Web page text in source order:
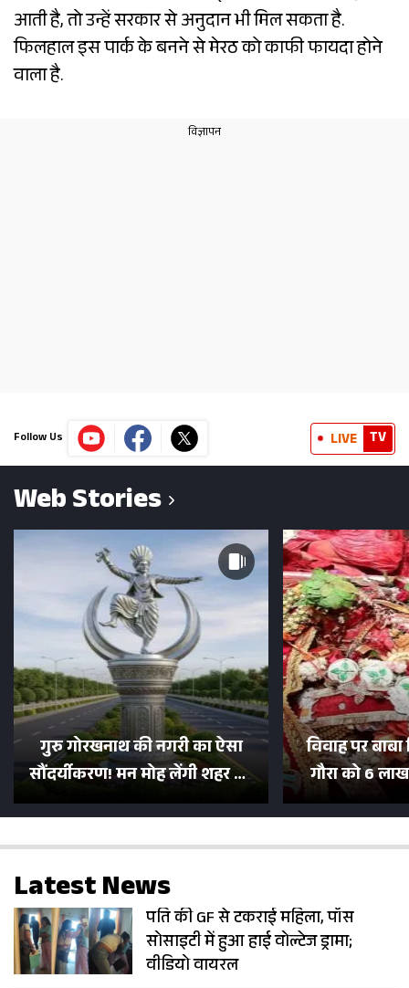
आती है, तो उन्हें सरकार से अनुदान भी मिल सकता है.
फिलहाल इस पार्क के बनने से मेरठ को काफी फायदा होने
वाला है.
Follow Us LIVE TV
Web Stories
गुरु गोरखनाथ की नगरी का ऐसा
सौंदर्यीकरण! मन मोह लेंगी शहर की
सड़कें; देखें Photos
विवाह पर
गौरा को 6
500 भक्तों
Latest News
पति की GF से टकराई महिला, पॉस
सोसाइटी में हुआ हाई वोल्टेज ड्रामा;
वीडियो वायरल